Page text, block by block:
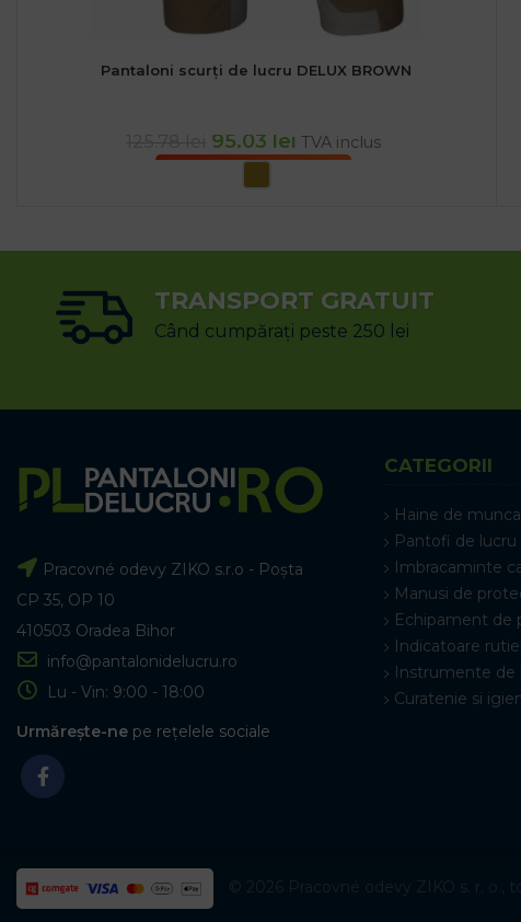
Pantaloni scurți de lucru DELUX BROWN
95.03 lei TVA inclus
TRANSPORT GRATUIT
Când cumpărați peste 250 lei
Pracovné odevy ZIKO s.r.o - Poșta
CP 35, OP 10
410503 Oradea Bihor
info@pantalonidelucru.ro
Lu - Vin: 9:00 - 18:00
Urmărește-ne pe rețelele sociale
CATEGORII
Haine de munca
Pantofi de lucru
Imbracaminte
Manusi de
Echipament de
Indicatoare
Instrumente de
Curatenie si